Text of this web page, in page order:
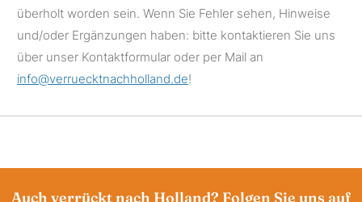
überholt worden sein. Wenn Sie Fehler sehen, Hinweise
und/oder Ergänzungen haben: bitte kontaktieren Sie uns
über unser Kontaktformular oder per Mail an
info@verruecktnachholland.de!
Auch verrückt nach Holland? Folgen Sie uns auf